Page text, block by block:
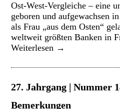
Ost-West-Vergleiche – eine
geboren und aufgewachsen
als Frau „aus dem Osten“
weltweit größten Banken in
Weiterlesen →
27. Jahrgang | Nummer
Bemerkungen